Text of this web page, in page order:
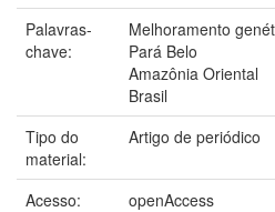
Palavras-
chave:
Melhoramento
Pará Belo
Amazônia Oriental
Brasil
Tipo do
material:
Artigo de periódico
Acesso:
openAccess